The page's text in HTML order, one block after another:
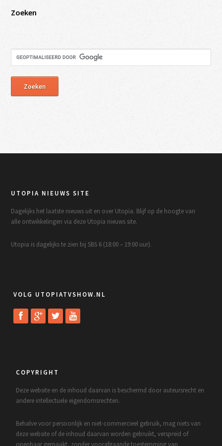
Zoeken
UTOPIA NIEUWS SITE
Dagelijks het laatste nieuws uit en over Utopia. Blijf op de hoogte van
alle ontwikkelingen via deze Utopia nieuws site.
Utopia is dagelijks te zien bij SBS 6 (18:00 – 19:00 uur).
VOLG UTOPIATVSHOW.NL
COPYRIGHT
Deze website en de inhoud daarvan is beschermd door auteursrecht en
andere intellectuele eigendomsrechten.
Behalve voor persoonlijk en niet-commercieel gebruik, mag niets van
deze website of de inhoud daarvan worden gebruikt, verspreid of